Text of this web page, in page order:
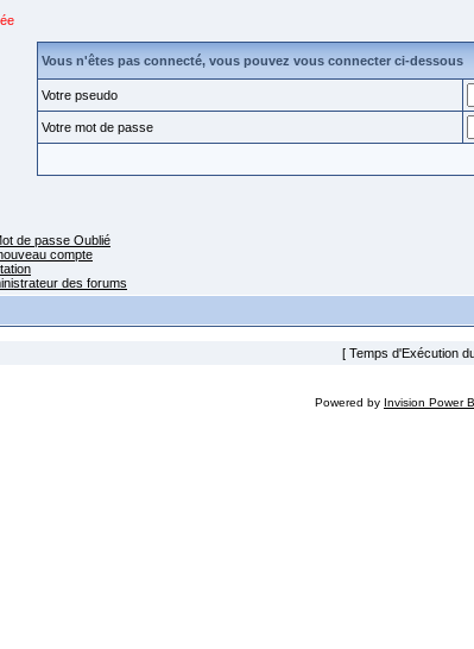
Vous n'êtes pas connecté, vous pouvez vous connecter ci-dessous
Votre pseudo
Votre mot de passe
de passe Oublié
compte
des forums
[ Temps d'Exécution
Powered by Invision Power